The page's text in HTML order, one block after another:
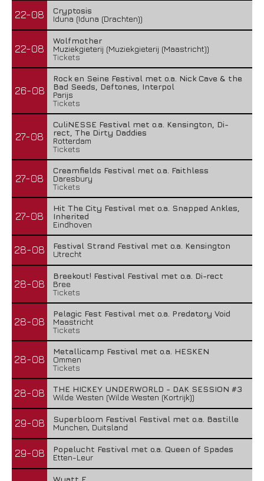
22-08
Cryptosis
Iduna (Iduna (Drachten))
22-08
Wolfmother
Muziekgieterij (Muziekgieterij (Maastricht))
Tickets
26-08
Rock en Seine Festival met o.a. Nick Cave & the
Bad Seeds, Deftones, Interpol
Parijs
Tickets
27-08
CuliNESSE Festival met o.a. Kensington, Di-
rect, The Dirty Daddies
Rotterdam
Tickets
27-08
Creamfields Festival met o.a. Faithless
Daresbury
Tickets
27-08
Hit The City Festival met o.a. Snapped Ankles,
Inherited
Eindhoven
28-08
Festival Strand Festival met o.a. Kensington
Utrecht
28-08
Breekout! Festival Festival met o.a. Di-rect
Bree
Tickets
28-08
Pelagic Fest Festival met o.a. Predatory Void
Maastricht
Tickets
28-08
Metallicamp Festival met o.a. HESKEN
Ommen
Tickets
28-08
THE HICKEY UNDERWORLD - DAK SESSION #3
Wilde Westen (Wilde Westen (Kortrijk))
29-08
Superbloom Festival Festival met o.a. Bastille
Munchen, Duitsland
29-08
Popelucht Festival met o.a. Queen of Spades
Etten-Leur
Wyatt E.